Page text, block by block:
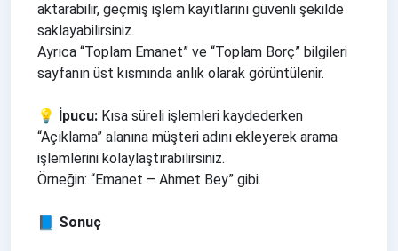
aktarabilir, geçmiş işlem kayıtlarını güvenli şekilde
saklayabilirsiniz.
Ayrıca “Toplam Emanet” ve “Toplam Borç” bilgileri
sayfanın üst kısmında anlık olarak görüntülenir.
💡 İpucu: Kısa süreli işlemleri kaydederken
“Açıklama” alanına müşteri adını ekleyerek arama
işlemlerini kolaylaştırabilirsiniz.
Örneğin: “Emanet – Ahmet Bey” gibi.
📘 Sonuç